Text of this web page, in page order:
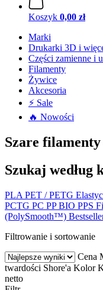
Koszyk 0,00 zł
Marki
Drukarki 3D i
Części zamienne i
Filamenty
Żywice
Akcesoria
⚡ Sale
🔥 Nowości
Szare
Szukaj według
PLA PET / PETG
PCTG PC PP BIO PPS
(PolySmooth™)
Filtrowanie i sortowanie
Cena
twardości Shore'a Kolor
netto